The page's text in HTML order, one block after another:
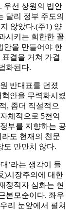
우선 상원의 법안
달리 정부 주도의
않았다.(주1) 양
시키는 희한한 꼴
안을 만들어야 한
결을 거쳐 가결
화된다.
반대표를 던졌
안을 무력화시켰
, 좀더 직설적으
체적으로 5천억
부를 지향하는 공
도 현재의 천문
도 만만치 않다.
’라는 생각이 들
)시장주의에 대한
정적자 심화는 현
본모순이다. 좌우
리 눈앞에서 펼쳐